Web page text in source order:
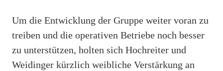
Um die Entwicklung der Gruppe weiter voran zu
treiben und die operativen Betriebe noch besser
zu unterstützen, holten sich Hochreiter und
Weidinger kürzlich weibliche Verstärkung an